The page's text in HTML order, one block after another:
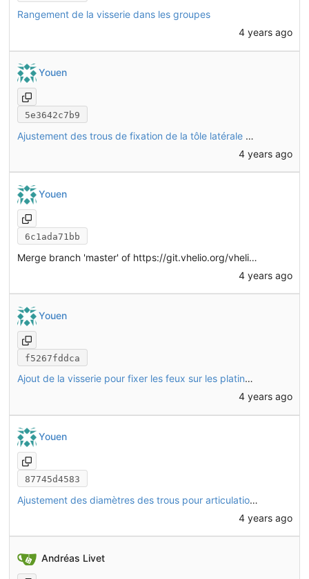
Rangement de la visserie dans les groupes
4 years ago
Youen
5e3642c7b9
Ajustement des trous de fixation de la tôle latérale CHO22 pour placement d'écrous sertis M4
4 years ago
Youen
6c1ada71bb
Merge branch 'master' of https://git.vhelio.org/vhelio/vheliotech-freecad
4 years ago
Youen
f5267fddca
Ajout de la visserie pour fixer les feux sur les platines, et fixation de la tôle latérale au niveau du pédalier avec écrous sertis
4 years ago
Youen
87745d4583
Ajustement des diamètres des trous pour articulation des biellettes
4 years ago
Andréas Livet